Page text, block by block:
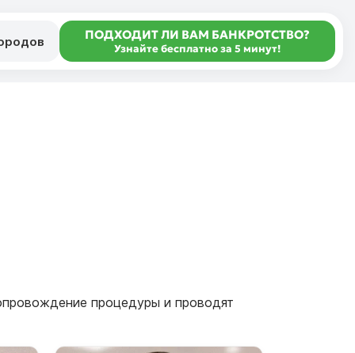
ПОДХОДИТ ЛИ ВАМ БАНКРОТСТВО?
Узнайте бесплатно за 5 минут!
процедуры и проводят